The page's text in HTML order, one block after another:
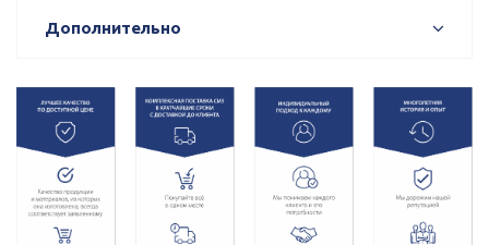
Дополнительно